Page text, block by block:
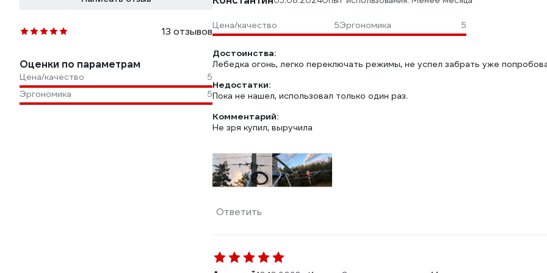
13 отзывов
Оценки по параметрам
Цена/качество
5
Эргономика
5
Цена/качество 5Эргономика 5
Достоинства:
Лебедка огонь, легко переключать режимы, не успел забрать уже
Недостатки:
Пока не нашел, использовал только один раз.
Комментарий:
Не зря купил, выручила
Ответить